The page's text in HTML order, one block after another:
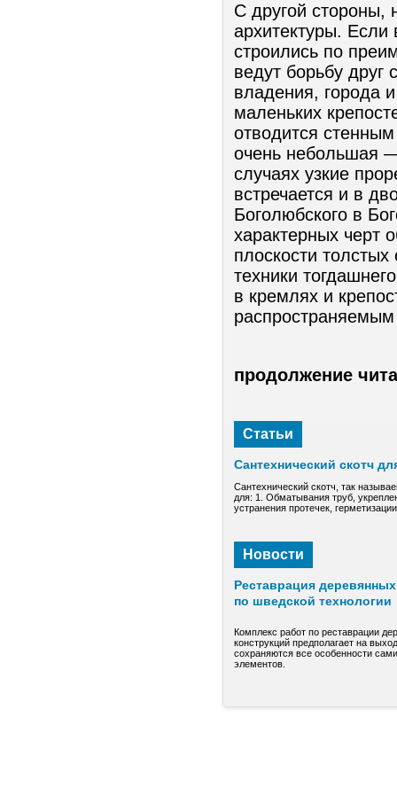
С другой стороны,
архитектуры.
строились по
ведут борьбу друг
владения, города
маленьких
отводится
очень небольшая
случаях узкие
встречается и в
Боголюбского в
характерных черт
плоскости
техники
в кремлях и
продолжение
Статьи
Сантехнический скотч
Сантехнический скотч, так
для: 1. Обматывания труб,
устранения протечек,
Новости
Реставрация
по шведской технологии
Комплекс работ по реставрации
конструкций предполагает на
сохраняются все особенности
элементов.